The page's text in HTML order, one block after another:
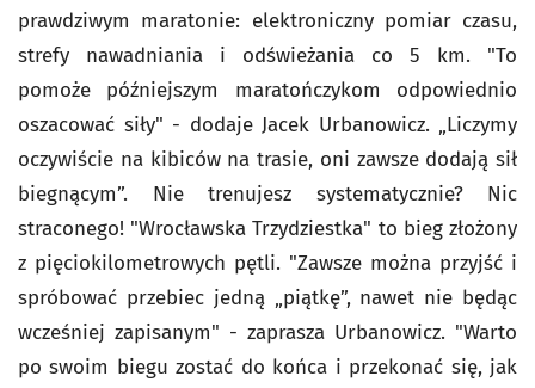
prawdziwym maratonie: elektroniczny pomiar czasu,
strefy nawadniania i odświeżania co 5 km. "To
pomoże późniejszym maratończykom odpowiednio
oszacować siły" - dodaje Jacek Urbanowicz. „Liczymy
oczywiście na kibiców na trasie, oni zawsze dodają sił
biegnącym”. Nie trenujesz systematycznie? Nic
straconego! "Wrocławska Trzydziestka" to bieg złożony
z pięciokilometrowych pętli. "Zawsze można przyjść i
spróbować przebiec jedną „piątkę”, nawet nie będąc
wcześniej zapisanym" - zaprasza Urbanowicz. "Warto
po swoim biegu zostać do końca i przekonać się, jak